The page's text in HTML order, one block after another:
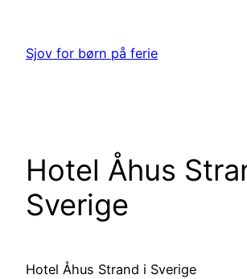
indhold
Sjov for børn på ferie
Hotel Åhus
Sverige
Hotel Åhus Strand i Sverige